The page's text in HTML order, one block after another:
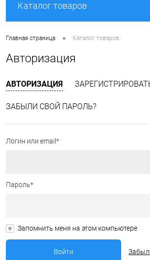
Каталог товаров
Главная страница • Каталог товаров
Авторизация
АВТОРИЗАЦИЯ
ЗАБЫЛИ СВОЙ ПАРОЛЬ?
Логин или email*
Пароль*
Запомнить меня на этом компьютере